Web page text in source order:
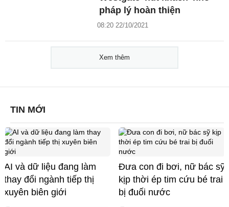
pháp lý hoàn thiện
08:20 22/10/2021
Xem thêm
TIN MỚI
AI và dữ liệu đang làm
thay đổi ngành tiếp thị
xuyên biên giới
Đưa con đi bơi, nữ bác sỹ
kịp thời ép tim cứu bé trai
bị đuối nước